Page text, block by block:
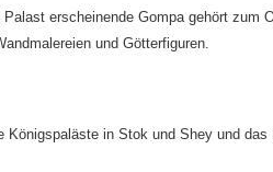
erscheinende Gompa gehört zum
und Götterfiguren.
in Stok und Shey und das